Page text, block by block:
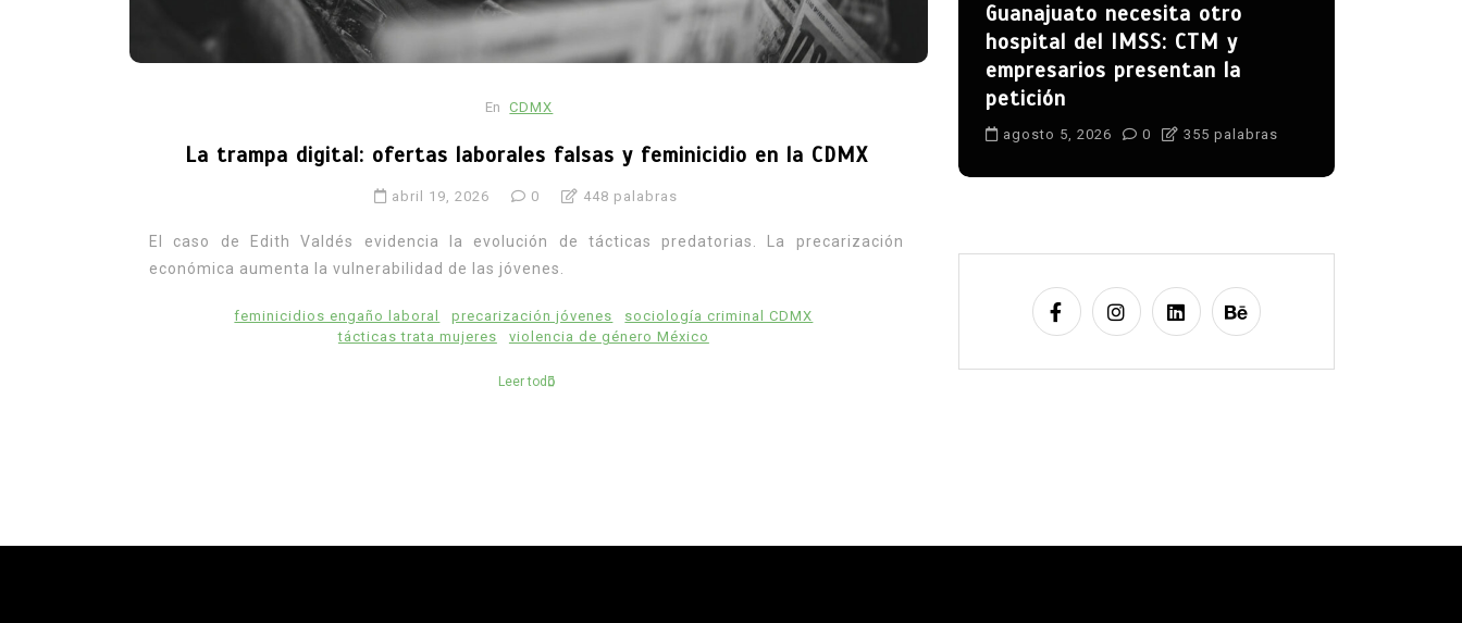
En CDMX
La trampa digital: ofertas laborales falsas y feminicidio en la CDMX
abril 19, 2026 0 448 palabras
El caso de Edith Valdés evidencia la evolución de tácticas predatorias. La precarización
económica aumenta la vulnerabilidad de las jóvenes.
feminicidios engaño laboral precarización jóvenes
sociología criminal CDMX
tácticas trata mujeres
violencia de género México
Leer todo
Guanajuato necesita otro
hospital del IMSS: CTM y
empresarios presentan la
aún enfrenta barreras: por qué
muchos hombres siguen
atrapados en el papel de
Guanajuato necesita otro
hospital del IMSS: CTM y
empresarios presentan la
petición
agosto 5, 2026 0 355 palabras